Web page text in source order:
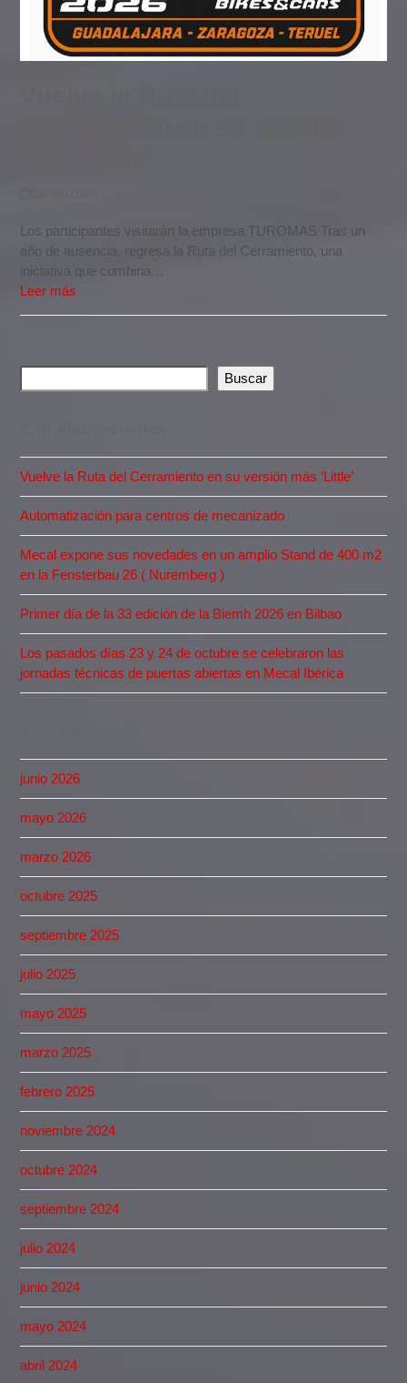
Los participantes visitarán la empresa TUROMAS Tras un
año de ausencia, regresa la Ruta del Cerramiento, una
iniciativa que combina…
Leer más
Buscar
Vuelve la Ruta del Cerramiento en su versión más ‘Little’
Automatización para centros de mecanizado
Mecal expone sus novedades en un amplio Stand de 400 m2
en la Fensterbau 26 ( Nuremberg )
Primer día de la 33 edición de la Biemh 2026 en Bilbao
Los pasados días 23 y 24 de octubre se celebraron las
jornadas técnicas de puertas abiertas en Mecal Ibérica
junio 2026
mayo 2026
marzo 2026
octubre 2025
septiembre 2025
julio 2025
mayo 2025
marzo 2025
febrero 2025
noviembre 2024
octubre 2024
septiembre 2024
julio 2024
junio 2024
mayo 2024
abril 2024